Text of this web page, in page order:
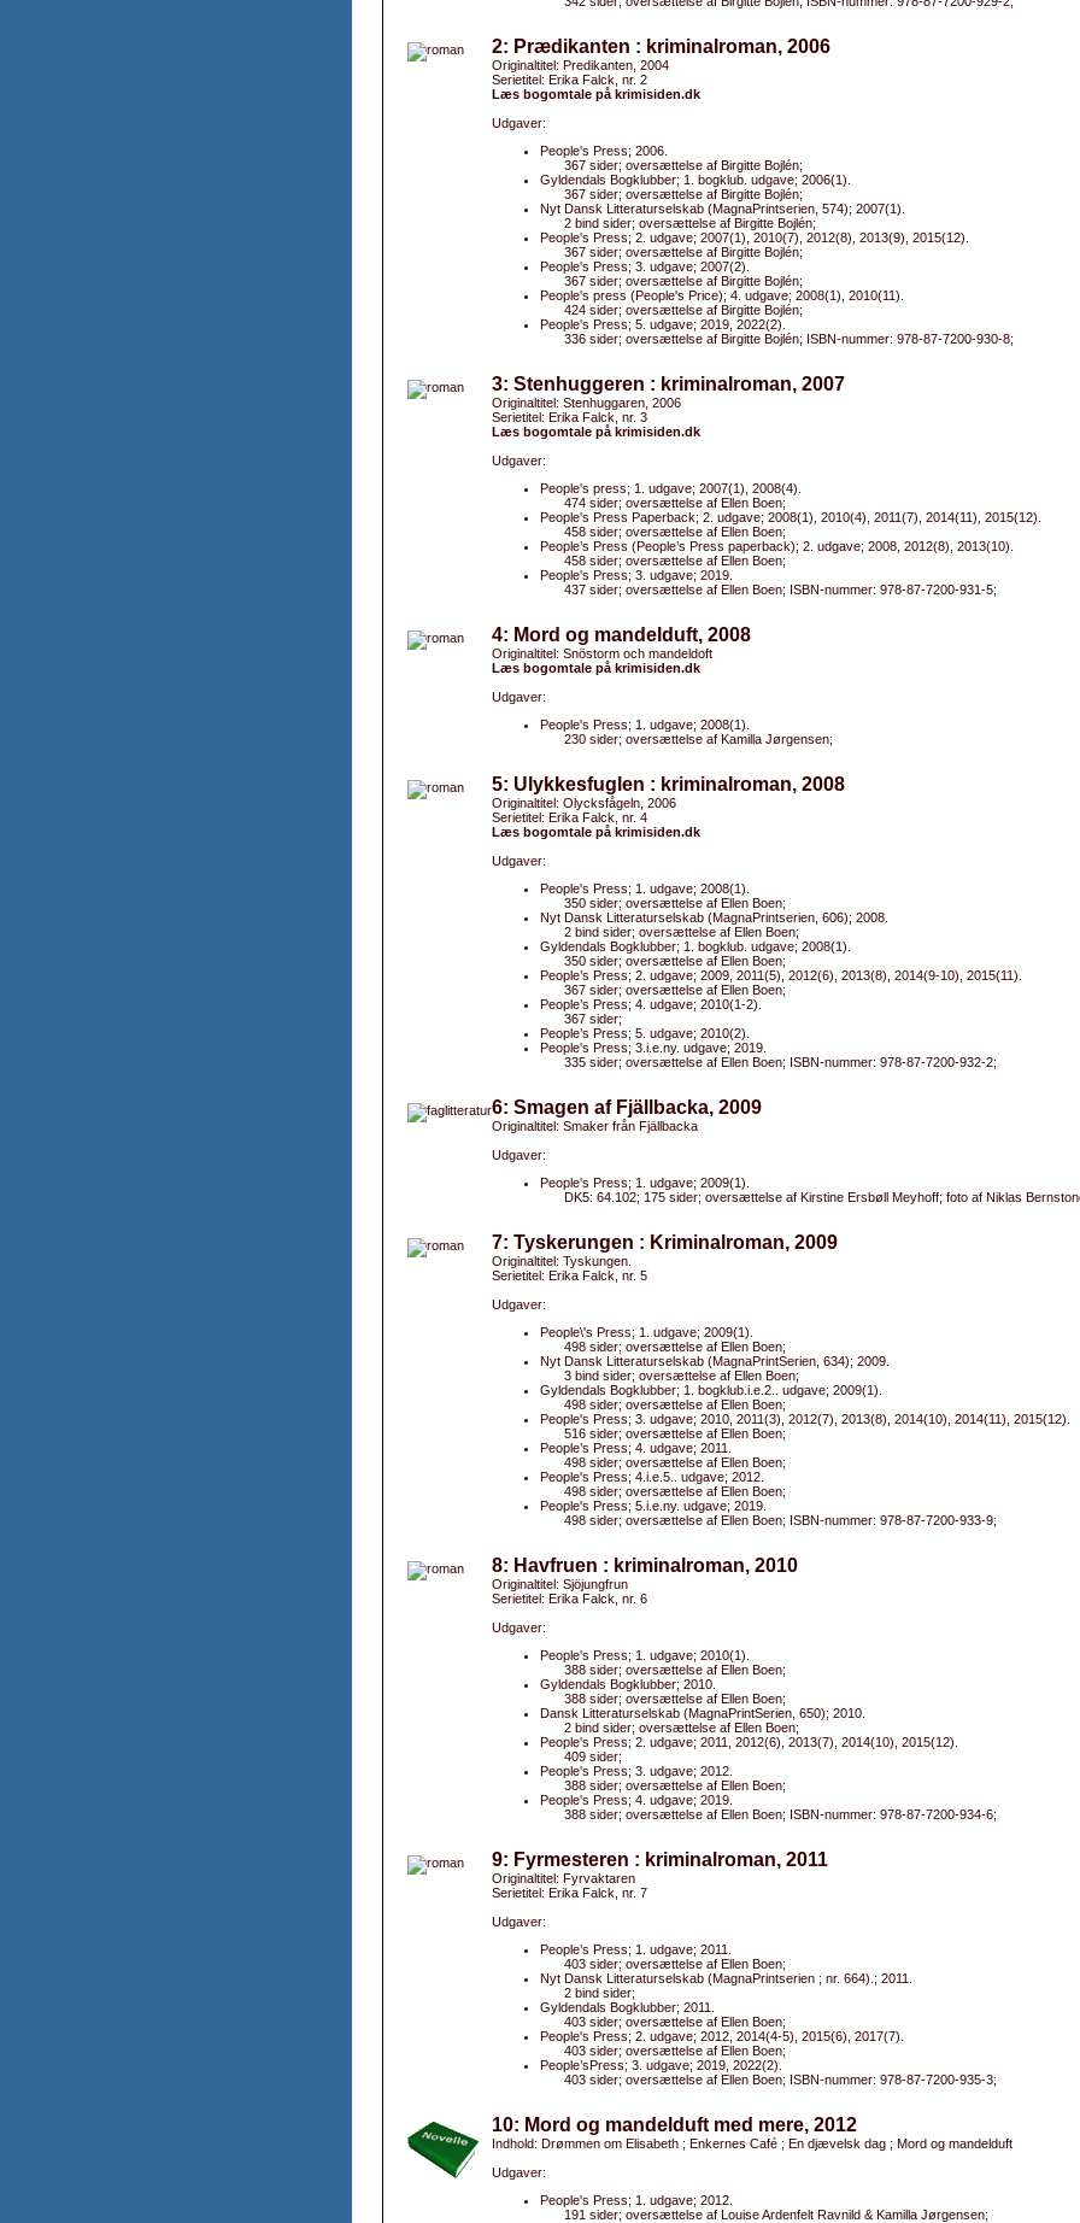
2: Prædikanten : kriminalroman, 2006
Originaltitel: Predikanten, 2004
Serietitel: Erika Falck, nr. 2
Læs bogomtale på krimisiden.dk
Udgaver:
People's Press; 2006.
367 sider; oversættelse af Birgitte Bojlén;
Gyldendals Bogklubber; 1. bogklub. udgave; 2006(1).
367 sider; oversættelse af Birgitte Bojlén;
Nyt Dansk Litteraturselskab (MagnaPrintserien, 574); 2007(1).
2 bind sider; oversættelse af Birgitte Bojlén;
People's Press; 2. udgave; 2007(1), 2010(7), 2012(8), 2013(9), 2015(12).
367 sider; oversættelse af Birgitte Bojlén;
People's Press; 3. udgave; 2007(2).
367 sider; oversættelse af Birgitte Bojlén;
People's press (People's Price); 4. udgave; 2008(1), 2010(11).
424 sider; oversættelse af Birgitte Bojlén;
People's Press; 5. udgave; 2019, 2022(2).
336 sider; oversættelse af Birgitte Bojlén; ISBN-nummer: 978-87-7200-930-8;
3: Stenhuggeren : kriminalroman, 2007
Originaltitel: Stenhuggaren, 2006
Serietitel: Erika Falck, nr. 3
Læs bogomtale på krimisiden.dk
Udgaver:
People's press; 1. udgave; 2007(1), 2008(4).
474 sider; oversættelse af Ellen Boen;
People's Press Paperback; 2. udgave; 2008(1), 2010(4), 2011(7), 2014(11), 2015(12).
458 sider; oversættelse af Ellen Boen;
People’s Press (People’s Press paperback); 2. udgave; 2008, 2012(8), 2013(10).
458 sider; oversættelse af Ellen Boen;
People's Press; 3. udgave; 2019.
437 sider; oversættelse af Ellen Boen; ISBN-nummer: 978-87-7200-931-5;
4: Mord og mandelduft, 2008
Originaltitel: Snöstorm och mandeldoft
Læs bogomtale på krimisiden.dk
Udgaver:
People's Press; 1. udgave; 2008(1).
230 sider; oversættelse af Kamilla Jørgensen;
5: Ulykkesfuglen : kriminalroman, 2008
Originaltitel: Olycksfågeln, 2006
Serietitel: Erika Falck, nr. 4
Læs bogomtale på krimisiden.dk
Udgaver:
People's Press; 1. udgave; 2008(1).
350 sider; oversættelse af Ellen Boen;
Nyt Dansk Litteraturselskab (MagnaPrintserien, 606); 2008.
2 bind sider; oversættelse af Ellen Boen;
Gyldendals Bogklubber; 1. bogklub. udgave; 2008(1).
350 sider; oversættelse af Ellen Boen;
People’s Press; 2. udgave; 2009, 2011(5), 2012(6), 2013(8), 2014(9-10), 2015(11).
367 sider; oversættelse af Ellen Boen;
People’s Press; 4. udgave; 2010(1-2).
367 sider;
People’s Press; 5. udgave; 2010(2).
People's Press; 3.i.e.ny. udgave; 2019.
335 sider; oversættelse af Ellen Boen; ISBN-nummer: 978-87-7200-932-2;
6: Smagen af Fjällbacka, 2009
Originaltitel: Smaker från Fjällbacka
Udgaver:
People's Press; 1. udgave; 2009(1).
DK5: 64.102; 175 sider; oversættelse af Kirstine Ersbøll Meyhoff; foto af Niklas
7: Tyskerungen : Kriminalroman, 2009
Originaltitel: Tyskungen.
Serietitel: Erika Falck, nr. 5
Udgaver:
People\'s Press; 1. udgave; 2009(1).
498 sider; oversættelse af Ellen Boen;
Nyt Dansk Litteraturselskab (MagnaPrintSerien, 634); 2009.
3 bind sider; oversættelse af Ellen Boen;
Gyldendals Bogklubber; 1. bogklub.i.e.2.. udgave; 2009(1).
498 sider; oversættelse af Ellen Boen;
People's Press; 3. udgave; 2010, 2011(3), 2012(7), 2013(8), 2014(10), 2014(11), 2015(12).
516 sider; oversættelse af Ellen Boen;
People’s Press; 4. udgave; 2011.
498 sider; oversættelse af Ellen Boen;
People's Press; 4.i.e.5.. udgave; 2012.
498 sider; oversættelse af Ellen Boen;
People's Press; 5.i.e.ny. udgave; 2019.
498 sider; oversættelse af Ellen Boen; ISBN-nummer: 978-87-7200-933-9;
8: Havfruen : kriminalroman, 2010
Originaltitel: Sjöjungfrun
Serietitel: Erika Falck, nr. 6
Udgaver:
People's Press; 1. udgave; 2010(1).
388 sider; oversættelse af Ellen Boen;
Gyldendals Bogklubber; 2010.
388 sider; oversættelse af Ellen Boen;
Dansk Litteraturselskab (MagnaPrintSerien, 650); 2010.
2 bind sider; oversættelse af Ellen Boen;
People's Press; 2. udgave; 2011, 2012(6), 2013(7), 2014(10), 2015(12).
409 sider;
People's Press; 3. udgave; 2012.
388 sider; oversættelse af Ellen Boen;
People's Press; 4. udgave; 2019.
388 sider; oversættelse af Ellen Boen; ISBN-nummer: 978-87-7200-934-6;
9: Fyrmesteren : kriminalroman, 2011
Originaltitel: Fyrvaktaren
Serietitel: Erika Falck, nr. 7
Udgaver:
People’s Press; 1. udgave; 2011.
403 sider; oversættelse af Ellen Boen;
Nyt Dansk Litteraturselskab (MagnaPrintserien ; nr. 664).; 2011.
2 bind sider;
Gyldendals Bogklubber; 2011.
403 sider; oversættelse af Ellen Boen;
People's Press; 2. udgave; 2012, 2014(4-5), 2015(6), 2017(7).
403 sider; oversættelse af Ellen Boen;
People’sPress; 3. udgave; 2019, 2022(2).
403 sider; oversættelse af Ellen Boen; ISBN-nummer: 978-87-7200-935-3;
10: Mord og mandelduft med mere, 2012
Indhold: Drømmen om Elisabeth ; Enkernes Café ; En djævelsk dag ; Mord og mandelduft
Udgaver:
People's Press; 1. udgave; 2012.
191 sider; oversættelse af Louise Ardenfelt Ravnild & Kamilla Jørgensen;